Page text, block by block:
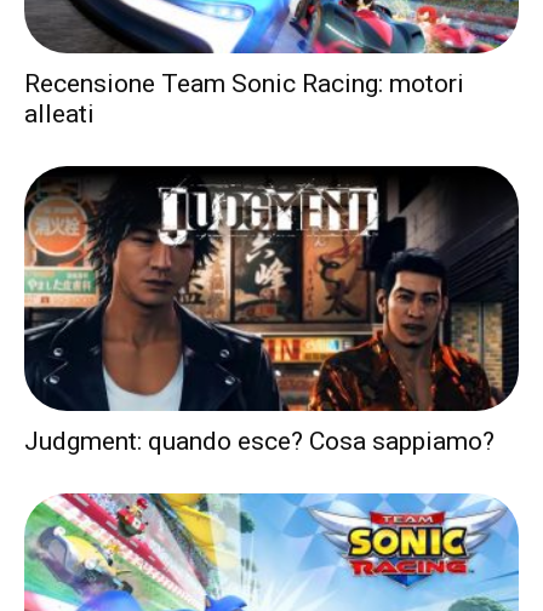
Recensione Team Sonic Racing: motori
alleati
Judgment: quando esce? Cosa sappiamo?